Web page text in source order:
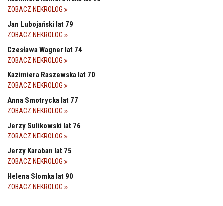
ZOBACZ NEKROLOG
Jan Lubojański lat 79
ZOBACZ NEKROLOG
Czesława Wagner lat 74
ZOBACZ NEKROLOG
Kazimiera Raszewska lat 70
ZOBACZ NEKROLOG
Anna Smotrycka lat 77
ZOBACZ NEKROLOG
Jerzy Sulikowski lat 76
ZOBACZ NEKROLOG
Jerzy Karaban lat 75
ZOBACZ NEKROLOG
Helena Słomka lat 90
ZOBACZ NEKROLOG